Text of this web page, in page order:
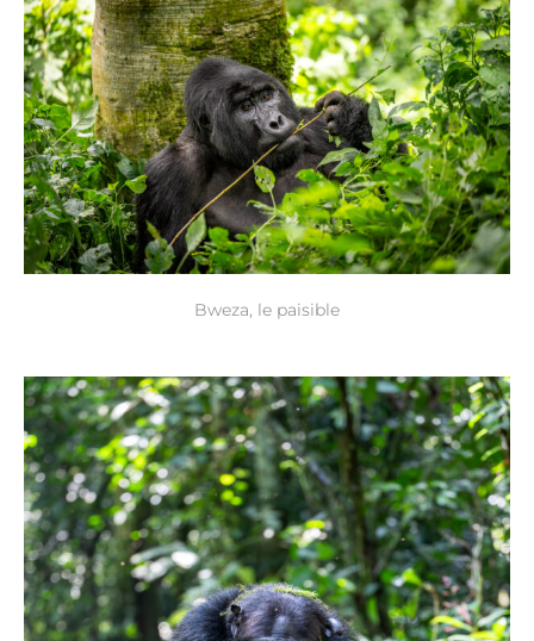
Bweza, le paisible